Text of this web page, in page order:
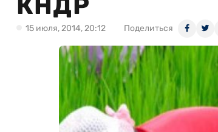
КНДР
15 июля, 2014, 20:12 Поделиться